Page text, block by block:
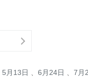
5月13日 6月24日 7月